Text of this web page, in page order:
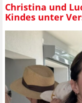
Christina und
Kindes unter